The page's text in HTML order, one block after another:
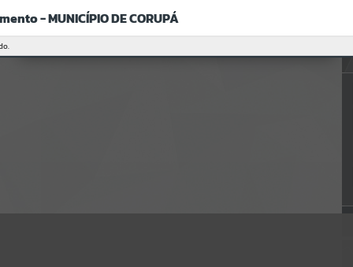
- MUNICÍPIO DE CORUPÁ
Verificar Mais Detalhes